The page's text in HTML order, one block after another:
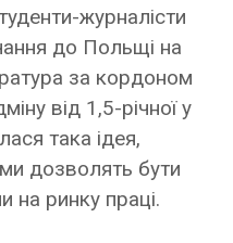
журналісти
до Польщі на
за кордоном
від 1,5-річної у
така ідея,
дозволять бути
на ринку праці.